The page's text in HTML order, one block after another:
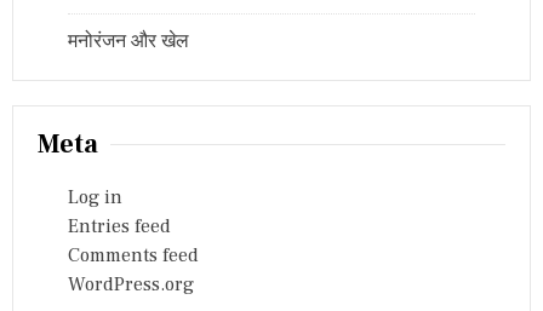
मनोरंजन और खेल
Meta
Log in
Entries feed
Comments feed
WordPress.org